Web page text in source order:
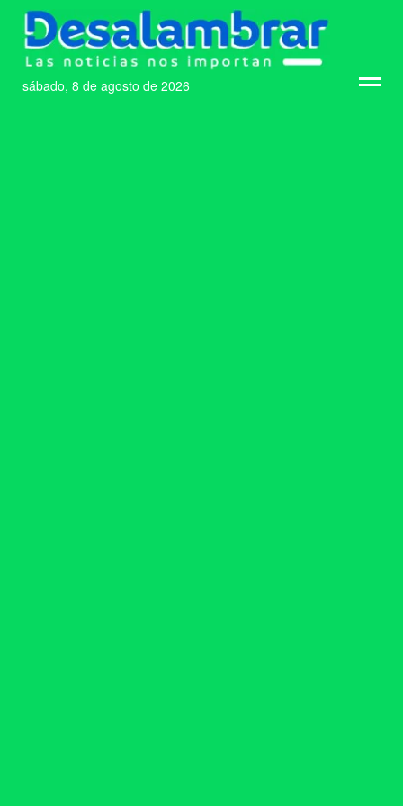
sábado, 8 de agosto de 2026